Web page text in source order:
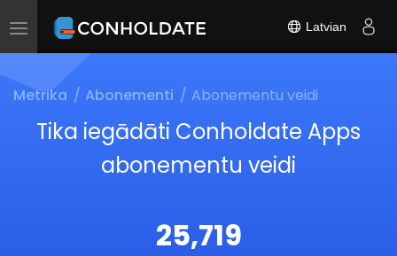
Toggle
Latvian
Metrika Abonementi Abonementu veidi
Tika iegādāti Conholdate Apps
abonementu veidi
25,719